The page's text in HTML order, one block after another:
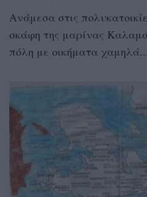
Ανάμεσα στις
σκάφη της μαρίνας
πόλη με οικήματα χαμηλά...